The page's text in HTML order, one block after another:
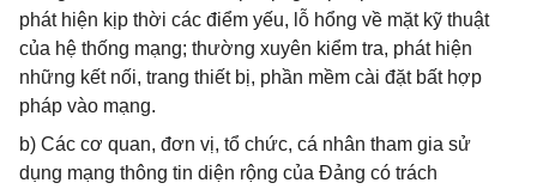
phát hiện kịp thời các điểm yếu, lỗ hổng về mặt kỹ thuật
của hệ thống mạng; thường xuyên kiểm tra, phát hiện
những kết nối, trang thiết bị, phần mềm cài đặt bất hợp
pháp vào mạng.
b) Các cơ quan, đơn vị, tổ chức, cá nhân tham gia sử
dụng mạng thông tin diện rộng của Đảng có trách